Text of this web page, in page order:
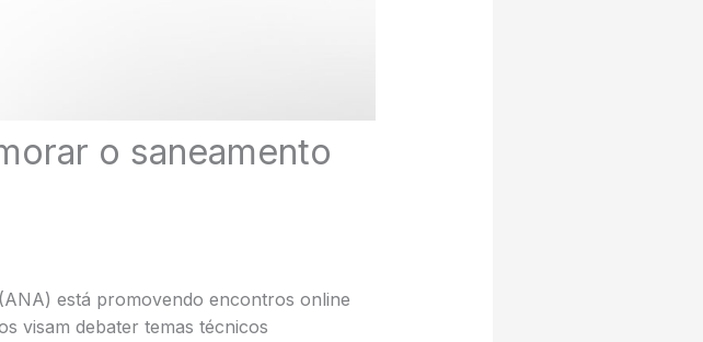
o saneamento
está promovendo encontros online
visam debater temas técnicos